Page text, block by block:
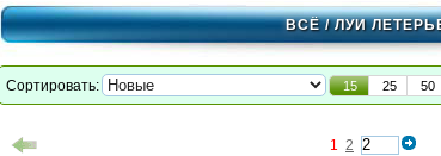
ВСЁ/ ЛУИ
Сортировать: 15 25 50
1 2